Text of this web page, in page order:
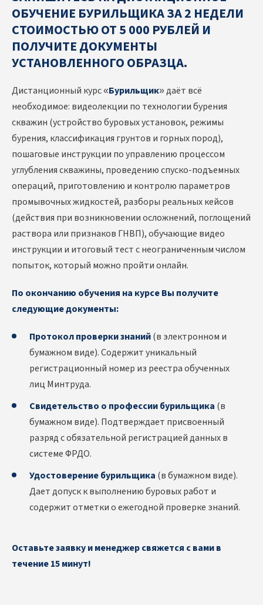
ОБУЧЕНИЕ БУРИЛЬЩИКА ЗА 2 НЕДЕЛИ
СТОИМОСТЬЮ ОТ 5 000 РУБЛЕЙ И
ПОЛУЧИТЕ ДОКУМЕНТЫ
УСТАНОВЛЕННОГО ОБРАЗЦА.
Дистанционный курс «Бурильщик» даёт всё
необходимое: видеолекции по технологии бурения
скважин (устройство буровых установок, режимы
бурения, классификация грунтов и горных пород),
пошаговые инструкции по управлению процессом
углубления скважины, проведению спуско-подъемных
операций, приготовлению и контролю параметров
промывочных жидкостей, разборы реальных кейсов
(действия при возникновении осложнений, поглощений
раствора или признаков ГНВП), обучающие видео
инструкции и итоговый тест с неограниченным числом
попыток, который можно пройти онлайн.
По окончанию обучения на курсе Вы получите
следующие документы:
Протокол проверки знаний(в электронном и
бумажном виде). Содержит уникальный
регистрационный номер из реестра обученных
лиц Минтруда.
Свидетельство о профессии бурильщика (в
бумажном виде). Подтверждает присвоенный
разряд с обязательной регистрацией данных в
системе ФРДО.
Удостоверение бурильщика (в бумажном виде).
Дает допуск к выполнению буровых работ и
содержит отметки о ежегодной проверке знаний.
Оставьте заявку и менеджер свяжется с вами в
течение 15 минут!